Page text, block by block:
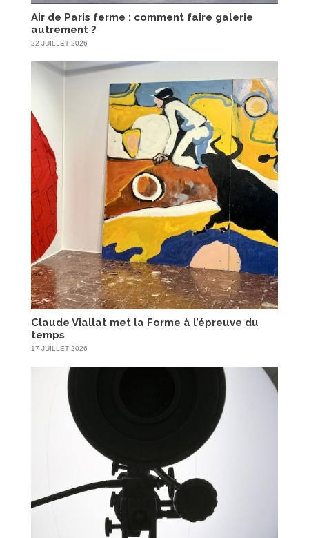
Air de Paris ferme : comment faire galerie
autrement ?
22 JUILLET 2026
Claude Viallat met la Forme à l’épreuve du
temps
17 JUILLET 2026